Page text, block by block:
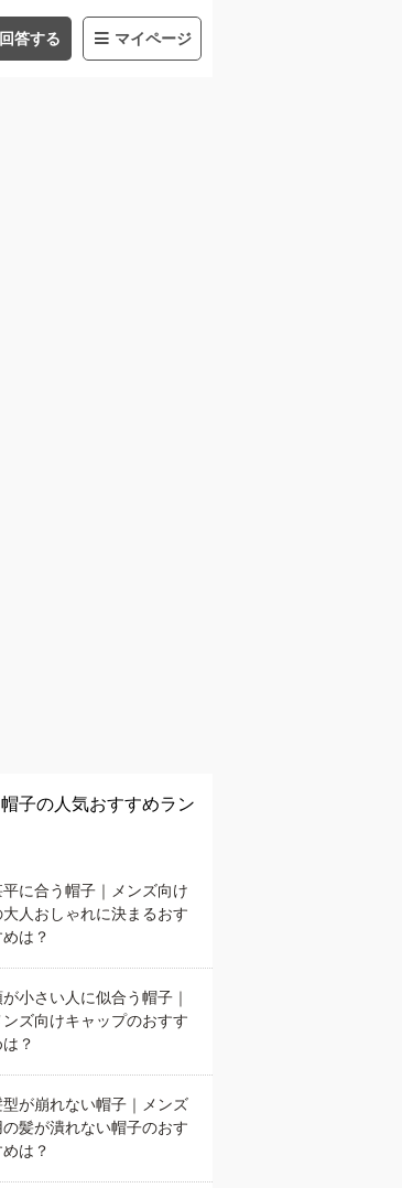
回答する マイページ
帽子の人気おすすめラン
平に合う帽子｜メンズ向け
大人おしゃれに決まるおす
は？
が小さい人に似合う帽子｜
ンズ向けキャップのおすす
？
型が崩れない帽子｜メンズ
の髪が潰れない帽子のおす
は？